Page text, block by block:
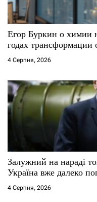
Егор Буркин о химии
годах трансформации
4 Серпня, 2026
Залужний на нараді
Україна вже далеко
4 Серпня, 2026